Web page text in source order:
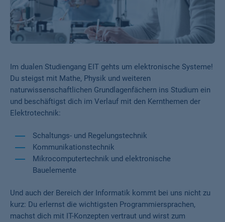
Im dualen Studiengang EIT gehts um elektronische Systeme!
Du steigst mit Mathe, Physik und weiteren
naturwissenschaftlichen Grundlagenfächern ins Studium ein
und beschäftigst dich im Verlauf mit den Kernthemen der
Elektrotechnik:
Schaltungs- und Regelungstechnik
Kommunikationstechnik
Mikrocomputertechnik und elektronische
Bauelemente
Und auch der Bereich der Informatik kommt bei uns nicht zu
kurz: Du erlernst die wichtigsten Programmiersprachen,
machst dich mit IT-Konzepten vertraut und wirst zum